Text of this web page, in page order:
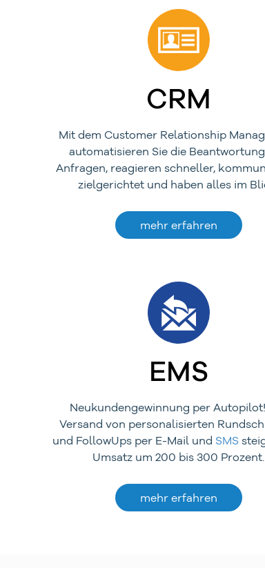
CRM
Mit dem Customer Relationship
automatisieren Sie die
Anfragen, reagieren schneller,
zielgerichtet und haben alles im
mehr erfahren
EMS
Neukundengewinnung per
Versand von personalisierten
und FollowUps per E-Mail und SMS
Umsatz um 200 bis 300 Prozent.
mehr erfahren